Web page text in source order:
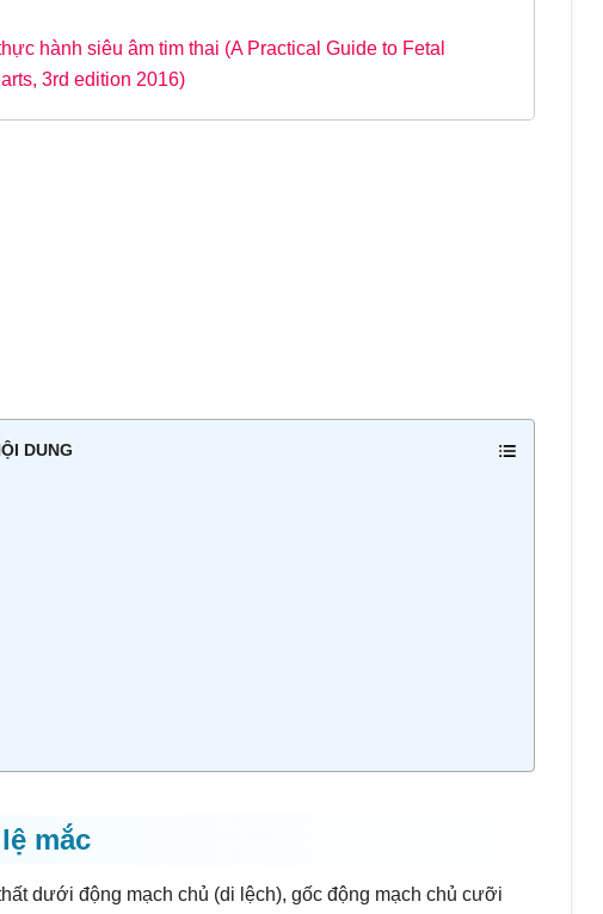
hành siêu âm tim thai (A Practical Guide to Fetal
3rd edition 2016)
DUNG
mắc
dưới động mạch chủ (di lệch), gốc động mạch chủ cưỡi